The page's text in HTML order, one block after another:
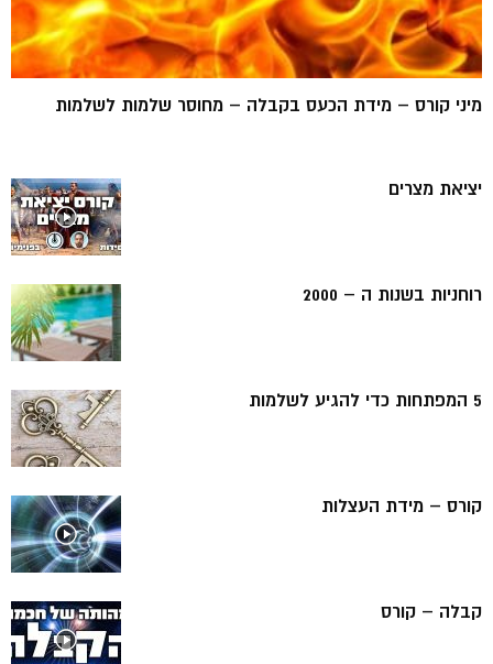
מיני קורס – מידת הכעס בקבלה – מחוסר שלמות לשלמות
יציאת מצרים
רוחניות בשנות ה – 2000
5 המפתחות כדי להגיע לשלמות
קורס – מידת העצלות
קבלה – קורס